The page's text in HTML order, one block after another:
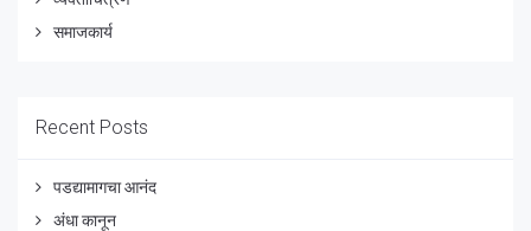
समाजकार्य
Recent Posts
पडद्यामागचा आनंद
अंधा कानून